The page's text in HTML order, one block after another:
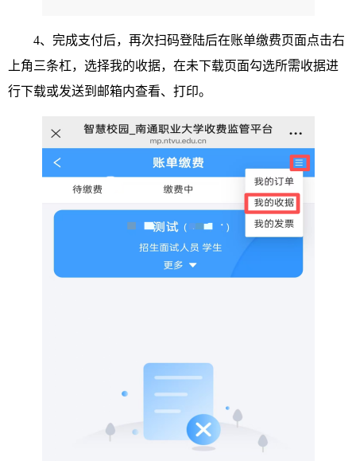
4、完成支付后，再次扫码登陆后在账单缴费页面点击右
上角三条杠，选择我的收据，在未下载页面勾选所需收据进
行下载或发送到邮箱内查看、打印。